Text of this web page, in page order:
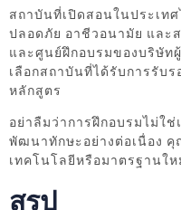
สถาบันที่เปิดสอนในประเท
ปลอดภัย อาชีวอนามัย และ
และศูนย์ฝึกอบรมของบริษัท
เลือกสถาบันที่ได้รับการรับ
หลักสูตร
อย่าลืมว่าการฝึกอบรมไม่ใ
พัฒนาทักษะอย่างต่อเนื่อง คุ
เทคโนโลยีหรือมาตรฐานใ
สรุป